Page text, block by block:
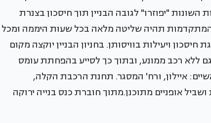
"יפוזרו" לגובה הבניין תוך חיסכון בצנרת
תהיה שליטה מלאה בכל שעות היממה ומכל
ויעילות בוויסותן. בחניון הבניין יוקצה מקום
ללא רכב ממונע, ובתוך כך לסייע בהפחתת עומס
איילון, ורח' המסגר. תחנת הרכבת הקלה,
אופניים מתוכנן.מתוך חוברת כנס בנייה ירוקה